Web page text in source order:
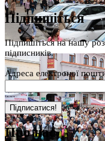
Підпишіться
Підпишіться на нашу
підписників.
Адреса електроної
Про нас